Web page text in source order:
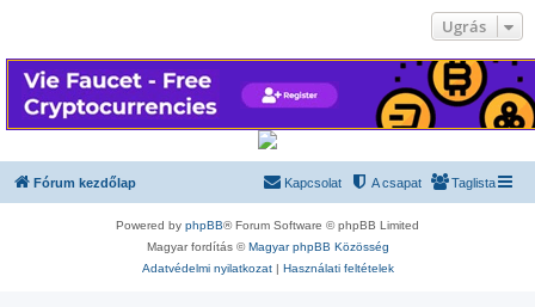
Ugrás
Fórum kezdőlap Taglista
A csapat
Kapcsolat
Powered by phpBB® Forum Software © phpBB Limited
Magyar fordítás ©Magyar phpBB Közösség
Adatvédelmi nyilatkozat| Használati feltételek